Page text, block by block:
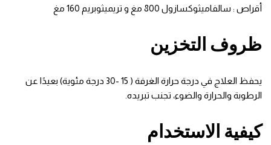
أقراص : سالفاميثوكسازول 800 مغ و تريميثوبريم 160 مغ
ظروف التخزين
يحفظ العلاج في درجة حرارة الغرفة ( 15 -30 درجة مئوية) بعيدًا عن
الرطوبة والحرارة والضوء، تجنب تبريده.
كيفية الاستخدام